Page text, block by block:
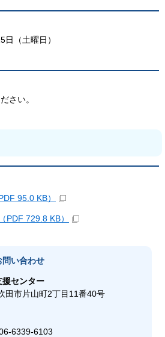
（土曜日）
さい。
95.0 KB）
PDF 729.8 KB）
問い合わせ
援センター
市片山町2丁目11番40号
6339-6103